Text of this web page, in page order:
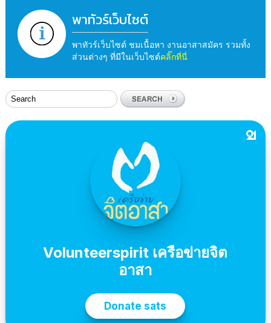
พาทัวร์เว็บไซต์
พาทัวร์เว็บไซต์ ชมเนื้อหา งานอาสาสมัคร รวมทั้ง
ส่วนต่างๆ ที่มีในเว็บไซต์คลิ๊กที่นี่